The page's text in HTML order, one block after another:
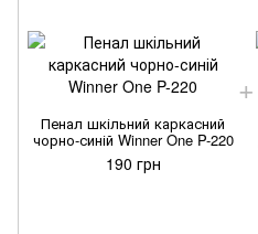
Пенал шкільний каркасний
чорно-синій Winner One P-220
190 грн